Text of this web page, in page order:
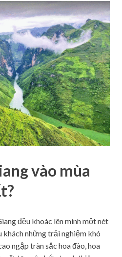
vào mùa
đều khoác lên mình một nét
khách những trải nghiệm khó
ngập tràn sắc hoa đào, hoa